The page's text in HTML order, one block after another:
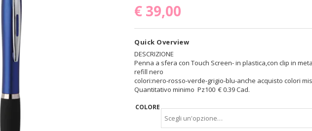
€ 39,00
Quick Overview
DESCRIZIONE
Penna a sfera con Touch Screen- in plastica,con clip in
refill nero
colori:nero-rosso-verde-grigio-blu-anche acquisto colori
Quantitativo minimo Pz100 € 0.39 Cad.
COLORE